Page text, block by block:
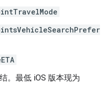
。最低 iOS 版本现为